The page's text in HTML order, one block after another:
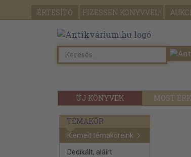
ÉRTESÍTŐ FIZESSEN KÖNYVVEL!
ÚJ KÖNYVEK MOST
TÉMAKÖR
Kiemelt témaköreink
Dedikált, aláírt